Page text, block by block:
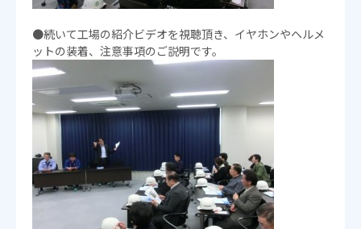
●続いて工場の紹介ビデオを視聴頂き、イヤホンやヘルメ
ットの装着、注意事項のご説明です。